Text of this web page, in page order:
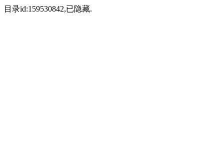
目录id:159530842,已隐藏.